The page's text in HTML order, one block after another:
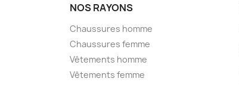
NOS RAYONS
Chaussures homme
Chaussures femme
Vêtements homme
Vêtements femme